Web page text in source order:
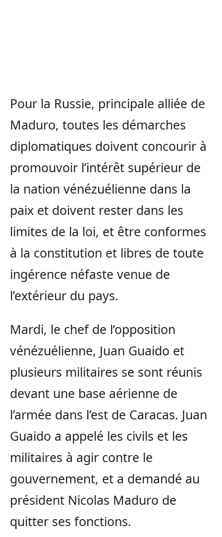
Pour la Russie, principale alliée de
Maduro, toutes les démarches
diplomatiques doivent concourir à
promouvoir l’intérêt supérieur de
la nation vénézuélienne dans la
paix et doivent rester dans les
limites de la loi, et être conformes
à la constitution et libres de toute
ingérence néfaste venue de
l’extérieur du pays.
Mardi, le chef de l’opposition
vénézuélienne, Juan Guaido et
plusieurs militaires se sont réunis
devant une base aérienne de
l’armée dans l’est de Caracas. Juan
Guaido a appelé les civils et les
militaires à agir contre le
gouvernement, et a demandé au
président Nicolas Maduro de
quitter ses fonctions.